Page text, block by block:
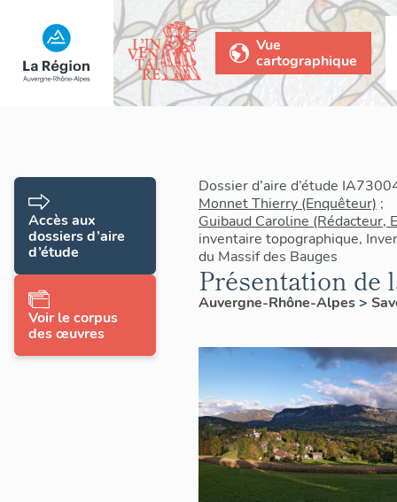
Vue
cartographique
Dossier d’aire d’étude
Monnet Thierry (Enquêteur) ;
Guibaud Caroline (Rédacteur,
inventaire topographique,
du Massif des Bauges
Présentation de
Auvergne-Rhône-Alpes>
Accès aux
dossiers d’aire
d’étude
Voir le corpus
des œuvres